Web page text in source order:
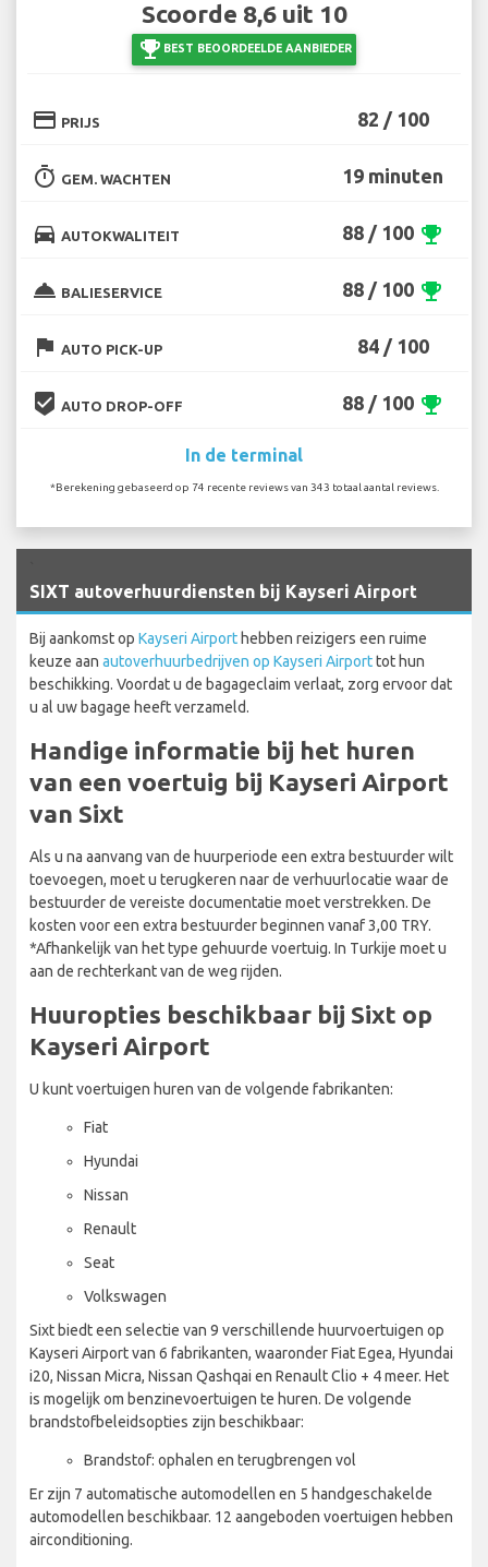
Scoorde 8,6 uit 10
emoji_events BEST BEOORDEELDE AANBIEDER
credit_card PRIJS 82 / 100
timer GEM. WACHTEN 19 minuten
directions_car AUTOKWALITEIT 88 / 100 emoji_events
room_service BALIESERVICE 88 / 100 emoji_events
flag AUTO PICK-UP 84 / 100
beenhere AUTO DROP-OFF 88 / 100 emoji_events
In de terminal
*Berekening gebaseerd op 74 recente reviews van 343 totaal aantal reviews.
SIXT autoverhuurdiensten bij Kayseri Airport
Bij aankomst op Kayseri Airport hebben reizigers een ruime
keuze aan autoverhuurbedrijven op Kayseri Airporttot hun
beschikking. Voordat u de bagageclaim verlaat, zorg ervoor dat
u al uw bagage heeft verzameld.
Handige informatie bij het huren
van een voertuig bij Kayseri Airport
van Sixt
Als u na aanvang van de huurperiode een extra bestuurder wilt
toevoegen, moet u terugkeren naar de verhuurlocatie waar de
bestuurder de vereiste documentatie moet verstrekken. De
kosten voor een extra bestuurder beginnen vanaf 3,00 TRY.
*Afhankelijk van het type gehuurde voertuig. In Turkije moet u
aan de rechterkant van de weg rijden.
Huuropties beschikbaar bij Sixt op
Kayseri Airport
U kunt voertuigen huren van de volgende fabrikanten:
Fiat
Hyundai
Nissan
Renault
Seat
Volkswagen
Sixt biedt een selectie van 9 verschillende huurvoertuigen op
Kayseri Airport van 6 fabrikanten, waaronder Fiat Egea, Hyundai
i20, Nissan Micra, Nissan Qashqai en Renault Clio + 4 meer. Het
is mogelijk om benzinevoertuigen te huren. De volgende
brandstofbeleidsopties zijn beschikbaar:
Brandstof: ophalen en terugbrengen vol
Er zijn 7 automatische automodellen en 5 handgeschakelde
automodellen beschikbaar. 12 aangeboden voertuigen hebben
airconditioning.